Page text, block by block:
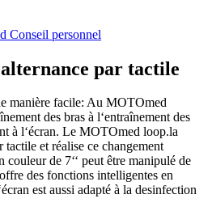
Conseil personnel
par tactile
manière facile: Au MOTOmed
des bras à l‘entraînement des
à l‘écran. Le MOTOmed loop.la
et réalise ce changement
couleur de 7‘‘ peut être manipulé de
des fonctions intelligentes en
est aussi adapté à la desinfection